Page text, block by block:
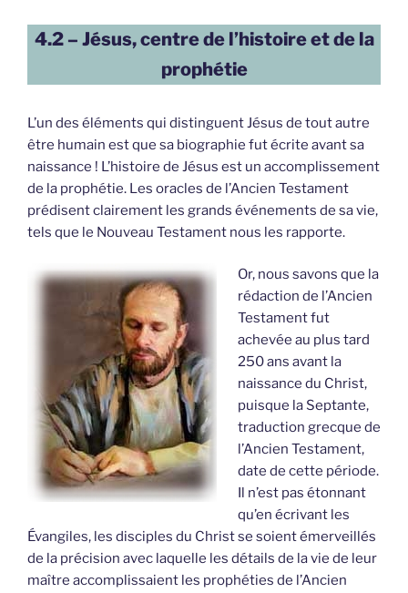
4.2 – Jésus, centre de l’histoire et de la
prophétie
L’un des éléments qui distinguent Jésus de tout autre
être humain est que sa biographie fut écrite avant sa
naissance ! L’histoire de Jésus est un accomplissement
de la prophétie. Les oracles de l’Ancien Testament
prédisent clairement les grands événements de sa vie,
tels que le Nouveau Testament nous les rapporte.
Or, nous savons que la
rédaction de l’Ancien
Testament fut
achevée au plus tard
250 ans avant la
naissance du Christ,
puisque la Septante,
traduction grecque de
l’Ancien Testament,
date de cette période.
Il n’est pas étonnant
qu’en écrivant les
Évangiles, les disciples du Christ se soient émerveillés
de la précision avec laquelle les détails de la vie de leur
maître accomplissaient les prophéties de l’Ancien